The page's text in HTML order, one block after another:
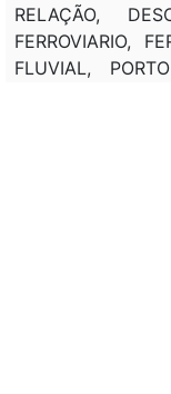
RELAÇÃO,
FERROVIARIO,
FLUVIAL,